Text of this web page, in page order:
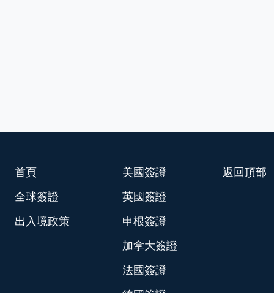
返回頂部
首頁
全球簽證
出入境政策
美國簽證
英國簽證
申根簽證
加拿大簽證
法國簽證